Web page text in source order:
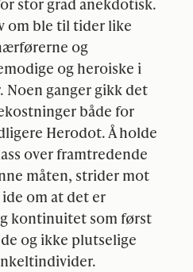
om ble til tider like
og
og heroiske i
ganger gikk det
både for
Herodot. Å holde
over framtredende
måten, strider mot
om at det er
kontinuitet som først
og ikke plutselige